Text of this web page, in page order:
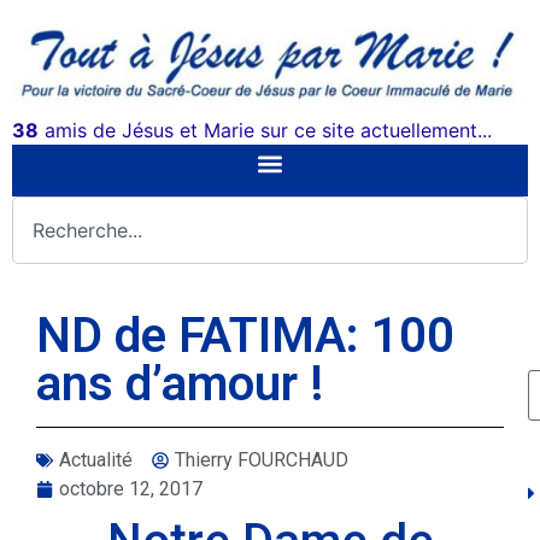
38 amis de Jésus et Marie sur ce site actuellement...
ND de FATIMA: 100
ans d’amour !
Actualité
Thierry FOURCHAUD
octobre 12, 2017